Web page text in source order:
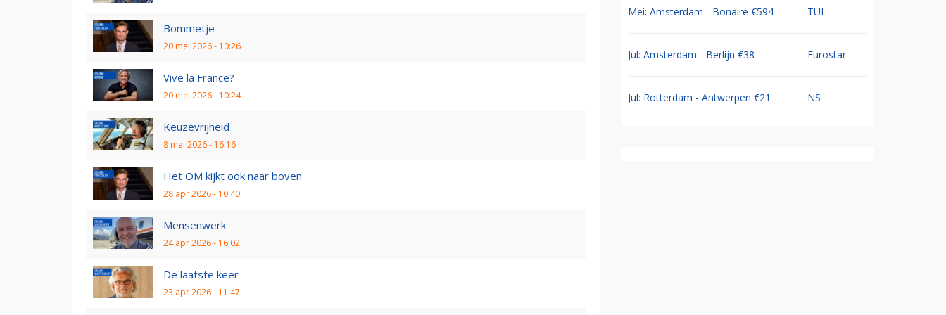
Bommetje
20 mei 2026 - 10:26
Vive la France?
20 mei 2026 - 10:24
Keuzevrijheid
8 mei 2026 - 16:16
Het OM kijkt ook naar boven
28 apr 2026 - 10:40
Mensenwerk
24 apr 2026 - 16:02
De laatste keer
23 apr 2026 - 11:47
Mei: Amsterdam - Bonaire €594 TUI
Jul: Amsterdam - Berlijn €38 Eurostar
Jul: Rotterdam - Antwerpen €21 NS